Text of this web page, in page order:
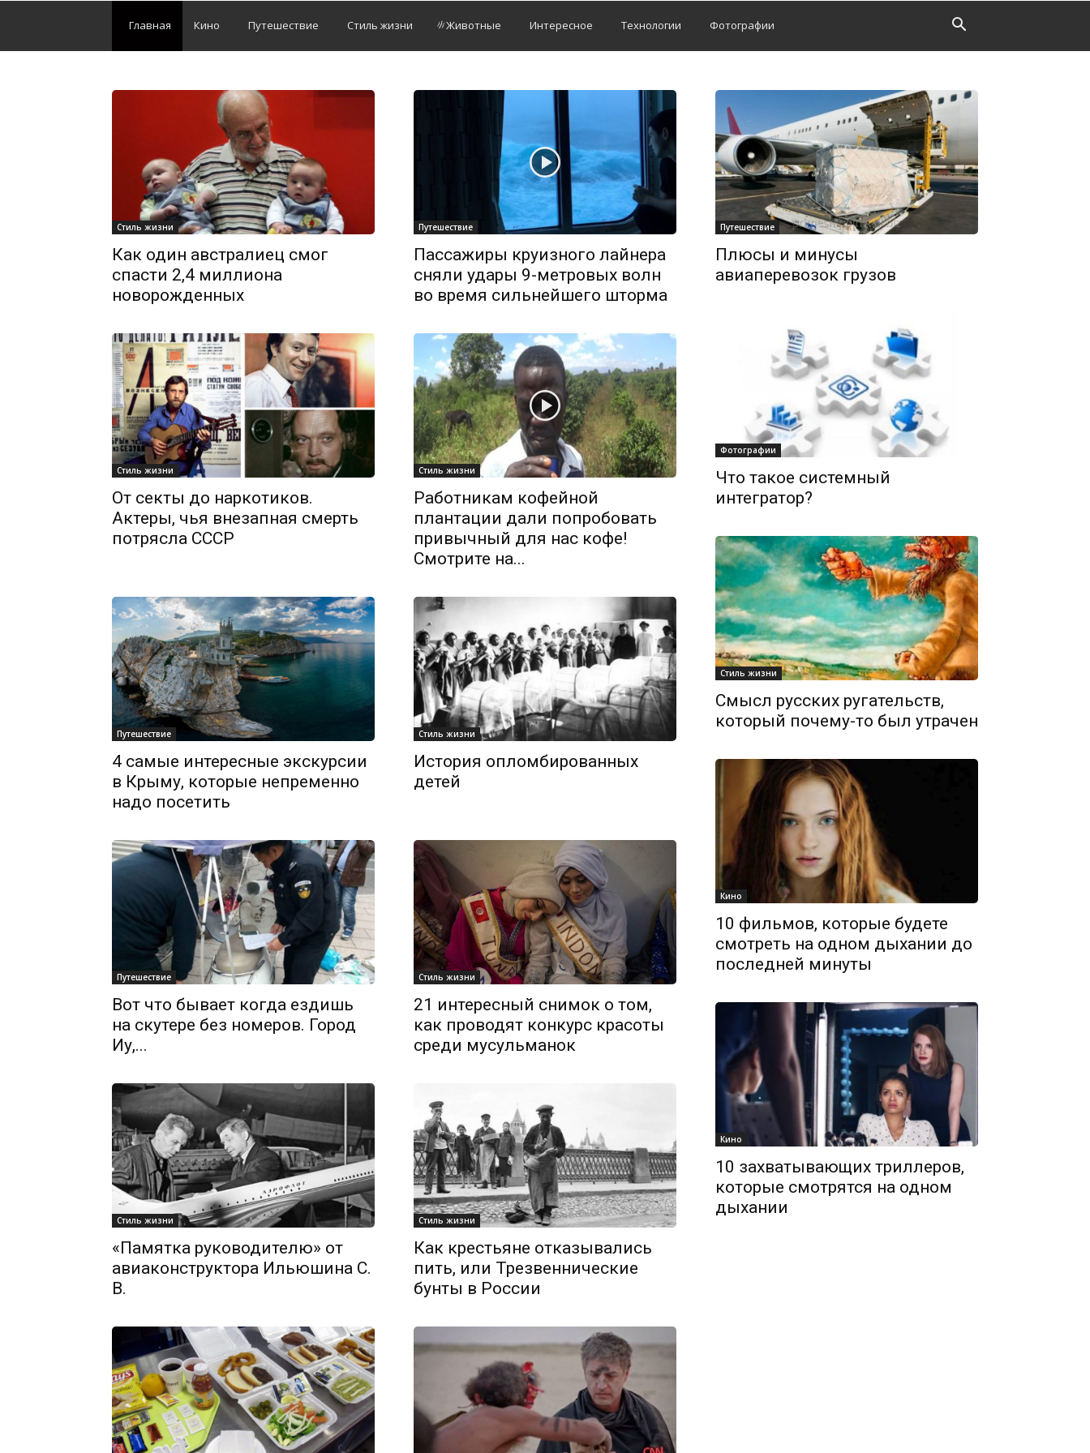
Главная Кино Путешествие Стиль жизни Животные Интересное Технологии Фотографии
Стиль жизни
Как один австралиец смог
спасти 2,4 миллиона
новорожденных
Путешествие
Пассажиры круизного лайнера
сняли удары 9-метровых волн
во время сильнейшего шторма
Стиль жизни
От секты до наркотиков.
Актеры, чья внезапная смерть
потрясла СССР
Стиль жизни
Работникам кофейной
плантации дали попробовать
привычный для нас кофе!
Смотрите на...
Путешествие
4 самые интересные экскурсии
в Крыму, которые непременно
надо посетить
Стиль жизни
История опломбированных
детей
Путешествие
Вот что бывает когда ездишь
на скутере без номеров. Город
Иу,...
Стиль жизни
21 интересный снимок о том,
как проводят конкурс красоты
среди мусульманок
Стиль жизни
«Памятка руководителю» от
авиаконструктора Ильюшина С.
В.
Стиль жизни
Как крестьяне отказывались
пить, или Трезвеннические
бунты в России
Путешествие
Плюсы и минусы
авиаперевозок грузов
Фотографии
Что такое системный
интегратор?
Стиль жизни
Смысл русских ругательств,
который почему-то был утрачен
Кино
10 фильмов, которые будете
смотреть на одном дыхании до
последней минуты
Кино
10 захватывающих триллеров,
которые смотрятся на одном
дыхании